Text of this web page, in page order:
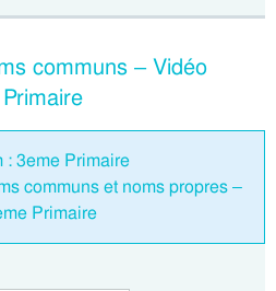
communs – Vidéo
: 3eme Primaire
communs et noms propres –
Primaire